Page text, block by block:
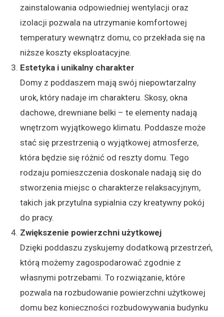
zainstalowania odpowiedniej wentylacji oraz
izolacji pozwala na utrzymanie komfortowej
temperatury wewnątrz domu, co przekłada się na
niższe koszty eksploatacyjne.
Estetyka i unikalny charakter
Domy z poddaszem mają swój niepowtarzalny
urok, który nadaje im charakteru. Skosy, okna
dachowe, drewniane belki – te elementy nadają
wnętrzom wyjątkowego klimatu. Poddasze może
stać się przestrzenią o wyjątkowej atmosferze,
która będzie się różnić od reszty domu. Tego
rodzaju pomieszczenia doskonale nadają się do
stworzenia miejsc o charakterze relaksacyjnym,
takich jak przytulna sypialnia czy kreatywny pokój
do pracy.
Zwiększenie powierzchni użytkowej
Dzięki poddaszu zyskujemy dodatkową przestrzeń,
którą możemy zagospodarować zgodnie z
własnymi potrzebami. To rozwiązanie, które
pozwala na rozbudowanie powierzchni użytkowej
domu bez konieczności rozbudowywania budynku